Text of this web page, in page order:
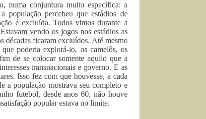
numa conjuntura muito específica: a
população percebeu que estádios de
é excluída. Todos vimos durante a
vendo os jogos nos estádios as
décadas ficaram excluídos. Até mesmo
poderia explorá-lo, os camelôs, os
de se colocar somente aquilo que a
transnacionais e governo. E as
Isso fez com que houvesse, a cada
a população mostrava seu completo e
futebol, desde anos 60, não houve
popular estava no limite.